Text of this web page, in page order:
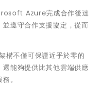
Azure完成合作後達
遵守合作支援協定，從而
不僅可保證近乎於零的
能夠提供比其他雲端供應
。